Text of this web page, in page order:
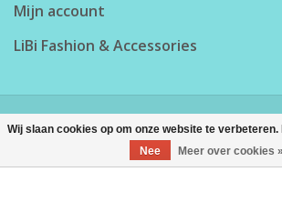
Mijn account
LiBi Fashion & Accessories
Wij slaan cookies op om onze website te
Nee
Meer over cookies »